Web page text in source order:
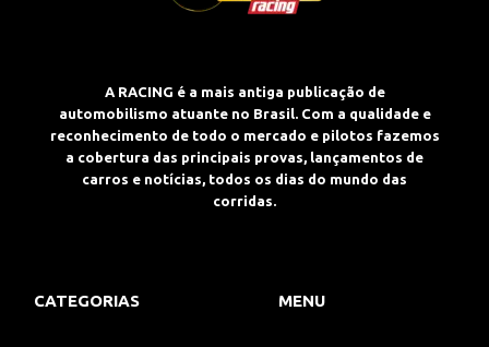
A RACING é a mais antiga publicação de
automobilismo atuante no Brasil. Com a qualidade e
reconhecimento de todo o mercado e pilotos fazemos
a cobertura das principais provas, lançamentos de
carros e notícias, todos os dias do mundo das
corridas.
CATEGORIAS MENU